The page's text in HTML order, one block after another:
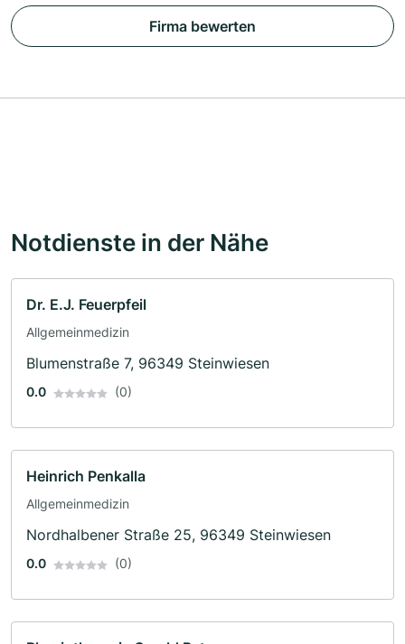
Firma bewerten
Notdienste in der Nähe
Dr. E.J. Feuerpfeil
Allgemeinmedizin
Blumenstraße 7, 96349 Steinwiesen
0.0 (0)
Heinrich Penkalla
Allgemeinmedizin
Nordhalbener Straße 25, 96349 Steinwiesen
0.0 (0)